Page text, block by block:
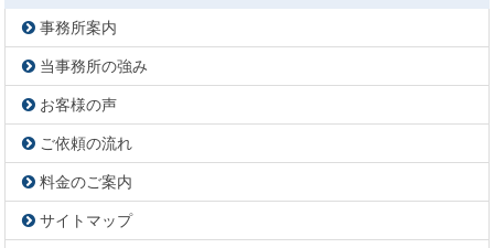
事務所案内
当事務所の強み
お客様の声
ご依頼の流れ
料金のご案内
サイトマップ